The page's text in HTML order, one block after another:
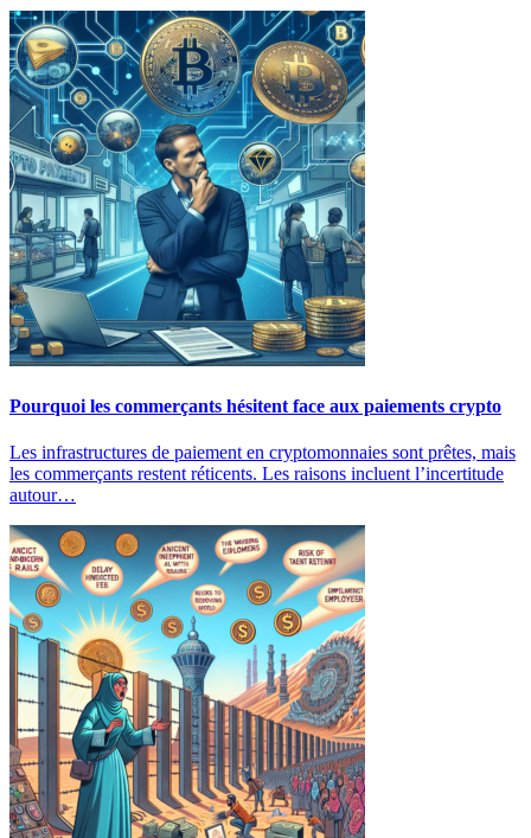
Pourquoi les commerçants hésitent face aux paiements crypto
Les infrastructures de paiement en cryptomonnaies sont prêtes, mais
les commerçants restent réticents. Les raisons incluent l’incertitude
autour…